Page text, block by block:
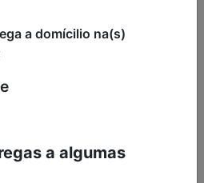
PÃO DE
DE QUEIJO
E RÁPIDO DE
PACOTE 500G
a domícilio na(s)
a algumas